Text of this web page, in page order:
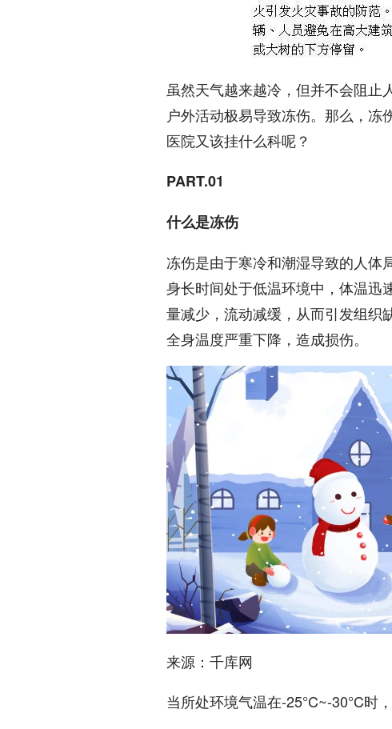
虽然天气越来越冷，但并不会阻止
户外活动极易导致冻伤。那么，
医院又该挂什么科呢？
PART.01
什么是冻伤
冻伤是由于寒冷和潮湿导致的人体
身长时间处于低温环境中，体温迅
量减少，流动减缓，从而引发组织
全身温度严重下降，造成损伤。
来源：千库网
当所处环境气温在-25°C~-30°C时